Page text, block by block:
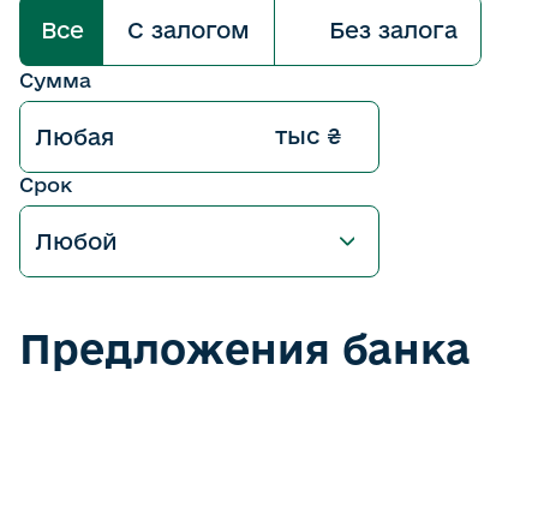
Все С залогом Без залога
Сумма
тыс ₴
Срок
Предложения банка